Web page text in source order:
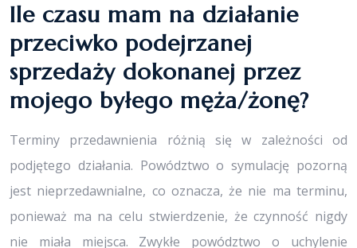
Ile czasu mam na działanie
przeciwko podejrzanej
sprzedaży dokonanej przez
mojego byłego męża/żonę?
Terminy przedawnienia różnią się w zależności od
podjętego działania. Powództwo o symulację pozorną
jest nieprzedawnialne, co oznacza, że nie ma terminu,
ponieważ ma na celu stwierdzenie, że czynność nigdy
nie miała miejsca. Zwykłe powództwo o uchylenie